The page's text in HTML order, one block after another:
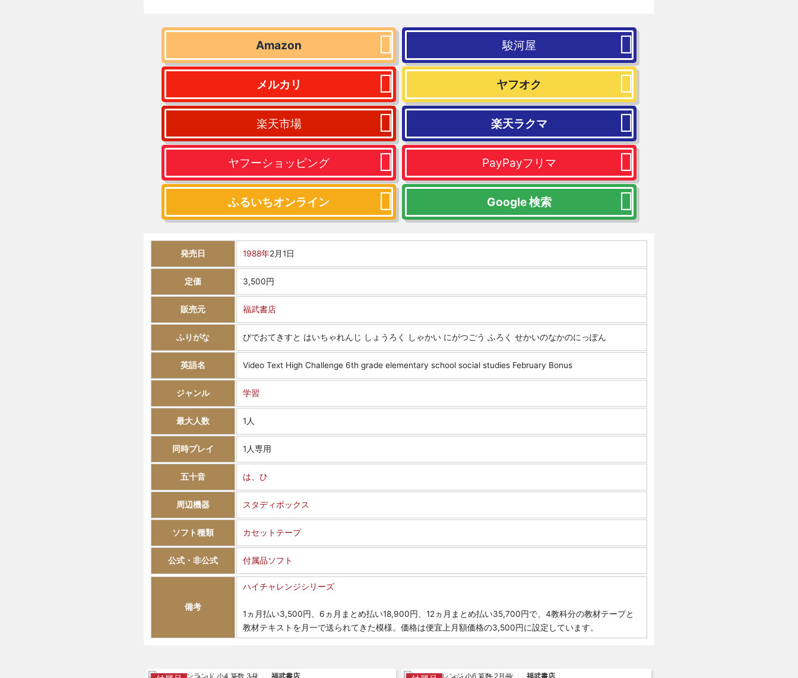
Amazon 駿河屋
メルカリ ヤフオク
楽天市場 楽天ラクマ
ヤフーショッピング PayPayフリマ
ふるいちオンライン Google 検索
発売日 1988年2月1日
定価 3,500円
販売元 福武書店
ふりがな びでおてきすと はいちゃれんじ しょうろく しゃかい にがつごう ふろく せかいのなかのにっぽん
英語名 Video Text High Challenge 6th grade elementary school social studies February Bonus
ジャンル 学習
最大人数 1人
同時プレイ 1人専用
五十音 は ひ
周辺機器 スタディボックス
ソフト種類 カセットテープ
公式・非公式 付属品ソフト
備考
ハイチャレンジシリーズ
1ヵ月払い3,500円、6ヵ月まとめ払い18,900円、12ヵ月まとめ払い35,700円で、4教科分の教材テープと
教材テキストを月一で送られてきた模様。価格は便宜上月額価格の3,500円に設定しています。
福武書店 福武書店